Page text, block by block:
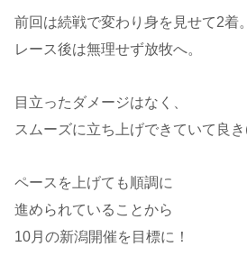
前回は続戦で変わり身を見せて2着。
レース後は無理せず放牧へ。
目立ったダメージはなく、
ペースを上げても順調に
進められていることから
10月の新潟開催を目標に！